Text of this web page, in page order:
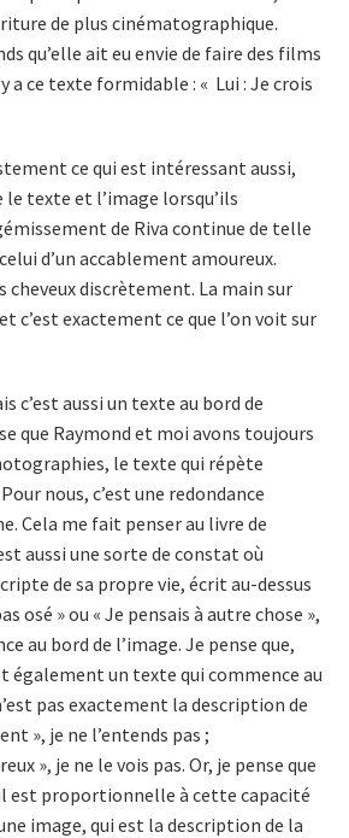
de plus cinématographique.
qu’elle ait eu envie de faire des films
a ce texte formidable : « Lui : Je crois
ce qui est intéressant aussi,
texte et l’image lorsqu’ils
de Riva continue de telle
d’un accablement amoureux.
cheveux discrètement. La main sur
c’est exactement ce que l’on voit sur
c’est aussi un texte au bord de
que Raymond et moi avons toujours
le texte qui répète
nous, c’est une redondance
Cela me fait penser au livre de
aussi une sorte de constat où
de sa propre vie, écrit au-dessus
osé » ou « Je pensais à autre chose »,
au bord de l’image. Je pense que,
également un texte qui commence au
pas exactement la description de
», je ne l’entends pas ;
», je ne le vois pas. Or, je pense que
est proportionnelle à cette capacité
image, qui est la description de la